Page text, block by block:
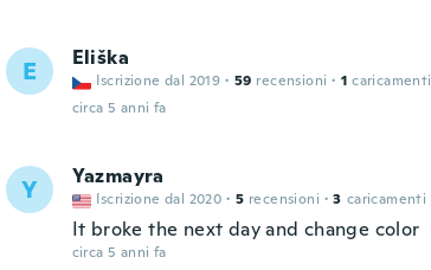
E Eliška
Iscrizione dal 2019 · 59 recensioni · 1 caricamenti
circa 5 anni fa
Y Yazmayra
Iscrizione dal 2020 · 5 recensioni · 3 caricamenti
It broke the next day and change color
circa 5 anni fa